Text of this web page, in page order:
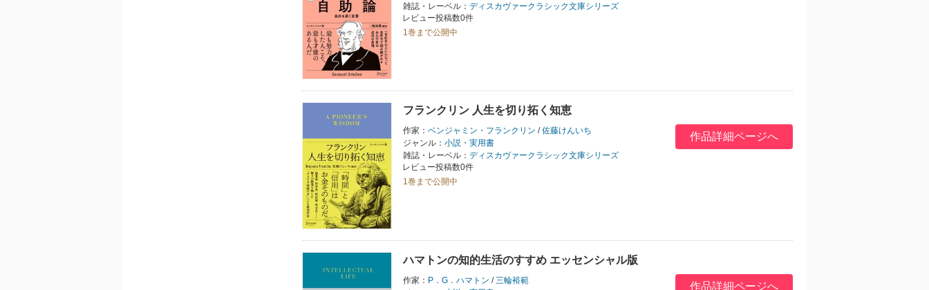
雑誌・レーベル： ディスカヴァークラシック文庫シリーズ
レビュー投稿数0件
1巻まで公開中
フランクリン 人生を切り拓く知恵
作家： ベンジャミン・フランクリン /佐藤けんいち
ジャンル： 小説・実用書
雑誌・レーベル： ディスカヴァークラシック文庫シリーズ
レビュー投稿数0件
1巻まで公開中
作品詳細ページへ
ハマトンの知的生活のすすめ エッセンシャル版
作家： P．G．ハマトン / 三輪裕範
作品詳細ページへ